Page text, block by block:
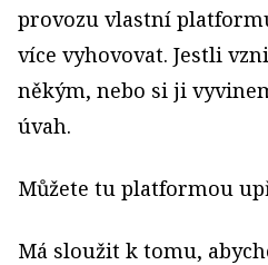
provozu vlastní
více vyhovovat. Jestli
někým, nebo si ji
úvah.
Můžete tu platformou
Má sloužit k tomu,